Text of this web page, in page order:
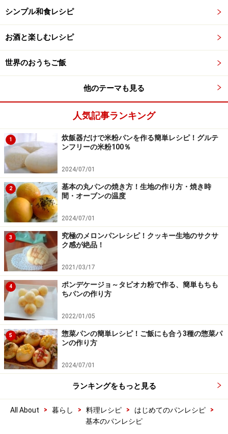
シンプル和食レシピ
お酒と楽しむレシピ
世界のおうちご飯
他のテーマも見る
人気記事ランキング
1
炊飯器だけで米粉パンを作る簡単レシピ！グルテ
ンフリーの米粉100％
2024/07/01
2
基本の丸パンの焼き方！生地の作り方・焼き時
間・オーブンの温度
2024/07/01
3
究極のメロンパンレシピ！クッキー生地のサクサ
ク感が絶品！
2021/03/17
4
ポンデケージョ～タピオカ粉で作る、簡単もちも
ちパンの作り方
2022/01/05
5
惣菜パンの簡単レシピ！ご飯にも合う3種の惣菜パ
ンの作り方
2024/07/01
ランキングをもっと見る
All About > 暮らし > 料理レシピ > はじめてのパンレシピ
>
基本のパンレシピ